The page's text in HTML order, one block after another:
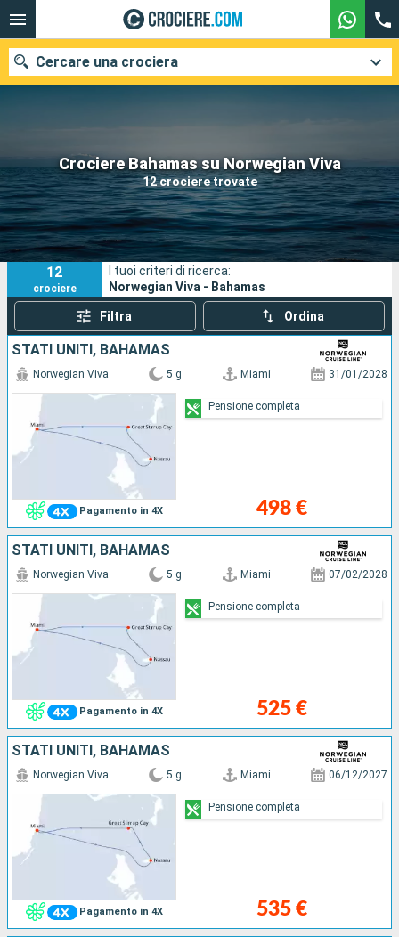
Crociere Bahamas su Norwegian Viva
12 crociere trovate
Cercare una crociera
Le nostre destinazioni
Mesi di partenza
Porti Compagnie
Ricerca
12
crociere
I tuoi criteri di ricerca:
Norwegian Viva - Bahamas
Filtra Ordina
STATI UNITI, BAHAMAS
Pagamento in 4X
Norwegian Viva 5 g Miami 31/01/2028
498 €
Pensione completa
STATI UNITI, BAHAMAS
Pagamento in 4X
Norwegian Viva 5 g Miami 07/02/2028
525 €
Pensione completa
STATI UNITI, BAHAMAS
Pagamento in 4X
Norwegian Viva 5 g Miami 06/12/2027
535 €
Pensione completa